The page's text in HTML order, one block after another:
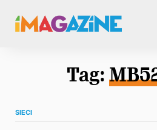
Tag:
SIECI